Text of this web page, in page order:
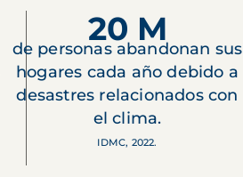
20 M
de personas abandonan sus
hogares cada año debido a
desastres relacionados con
el clima.
IDMC, 2022.